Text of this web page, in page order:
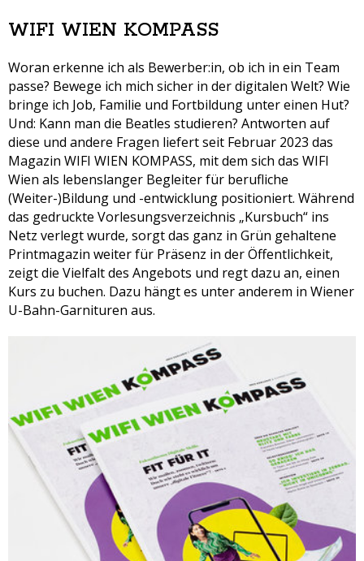
WIFI WIEN KOMPASS
Woran erkenne ich als Bewerber:in, ob ich in ein Team
passe? Bewege ich mich sicher in der digitalen Welt? Wie
bringe ich Job, Familie und Fortbildung unter einen Hut?
Und: Kann man die Beatles studieren? Antworten auf
diese und andere Fragen liefert seit Februar 2023 das
Magazin WIFI WIEN KOMPASS, mit dem sich das WIFI
Wien als lebenslanger Begleiter für berufliche
(Weiter-)Bildung und -entwicklung positioniert. Während
das gedruckte Vorlesungsverzeichnis „Kursbuch“ ins
Netz verlegt wurde, sorgt das ganz in Grün gehaltene
Printmagazin weiter für Präsenz in der Öffentlichkeit,
zeigt die Vielfalt des Angebots und regt dazu an, einen
Kurs zu buchen. Dazu hängt es unter anderem in Wiener
U-Bahn-Garnituren aus.